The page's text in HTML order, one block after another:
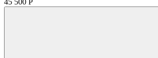
45 500 Р